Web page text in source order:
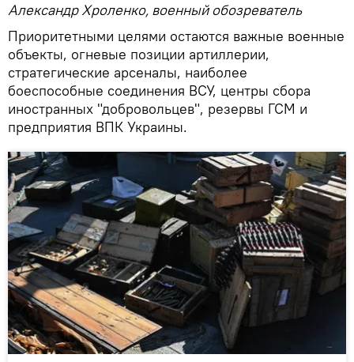
Александр Хроленко, военный обозреватель
Приоритетными целями остаются важные военные
объекты, огневые позиции артиллерии,
стратегические арсеналы, наиболее
боеспособные соединения ВСУ, центры сбора
иностранных "добровольцев", резервы ГСМ и
предприятия ВПК Украины.